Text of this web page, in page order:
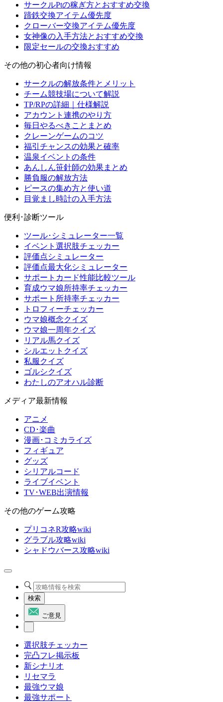
サークルPtの稼ぎ方とおすすめ交換
蹄鉄交換アイテム優先度
クローバー交換アイテム優先度
女神像の入手方法とおすすめ交換
限定セールの交換おすすめ
その他の初心者向け情報
サークルの解放条件とメリット
チーム競技場について解説
TP/RPの詳細｜仕様解説
アカウント連携のやり方
毎日やるべきことまとめ
クレーンゲームのコツ
福引チャンスの効果と確率
温泉イベントの条件
あんしん笹針師の効果まとめ
勝負服の解放方法
ピースの集め方と使い道
目覚まし時計の入手方法
便利･診断ツール
ツール･シミュレーター一覧
イベント選択肢チェッカー
評価点シミュレーター
評価点最大化シミュレーター
サポートカード性能比較ツール
育成ウマ娘所持率チェッカー
サポート所持率チェッカー
トロフィーチェッカー
ウマ娘概念クイズ
ウマ娘一周年クイズ
リアル馬クイズ
シルエットクイズ
私服クイズ
ゴルシクイズ
わたしのアオハル診断
メディア最新情報
アニメ
CD･楽曲
漫画･コミカライズ
フィギュア
グッズ
シリアルコード
ライブイベント
TV･WEB出演情報
その他のゲーム攻略
プリコネR攻略wiki
グラブル攻略wiki
シャドウバース攻略wiki
検索
ご意見
選択肢チェッカー
完凸フレ掲示板
新シナリオ
リセマラ
最強ウマ娘
最強サポート